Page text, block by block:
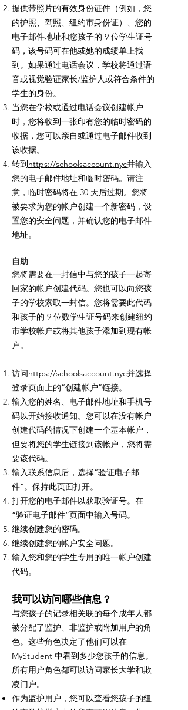
提供带照片的有效身份证件（例如，您
的护照、驾照、纽约市身份证）、您的
电子邮件地址和您孩子的 9 位学生证号
码，该号码可在他或她的成绩单上找
到。如果通过电话会议，学校将通过语
音或视觉验证家长/监护人或符合条件的
学生的身份。
当您在学校或通过电话会议创建帐户
时，您将收到一张印有您的临时密码的
收据，您可以亲自或通过电子邮件收到
该收据。
转到https://schoolsaccount.nyc并输入
您的电子邮件地址和临时密码。请注
意，临时密码将在 30 天后过期。您将
被要求为您的帐户创建一个新密码，设
置您的安全问题，并确认您的电子邮件
地址。
自助
您将需要在一封信中与您的孩子一起寄
回家的帐户创建代码。您也可以向您孩
子的学校索取一封信。您将需要此代码
和孩子的 9 位数学生证号码来创建纽约
市学校帐户或将其他孩子添加到现有帐
户。
访问https://schoolsaccount.nyc并选择
登录页面上的“创建帐户”链接。
输入您的姓名、电子邮件地址和手机号
码以开始接收通知。您可以在没有帐户
创建代码的情况下创建一个基本帐户，
但要将您的学生链接到该帐户，您将需
要该代码。
输入联系信息后，选择“验证电子邮
件”。保持此页面打开。
打开您的电子邮件以获取验证号。在
“验证电子邮件”页面中输入号码。
继续创建您的密码。
继续创建您的帐户安全问题。
输入您和您的学生专用的唯一帐户创建
代码。
我可以访问哪些信息？
与您孩子的记录相关联的每个成年人都
被分配了监护、非监护或附加用户的角
色。这些角色决定了他们可以在
MyStudent 中看到多少您孩子的信息。
所有用户角色都可以访问家长大学和欺
凌门户。
作为监护用户，您可以查看您孩子的纽